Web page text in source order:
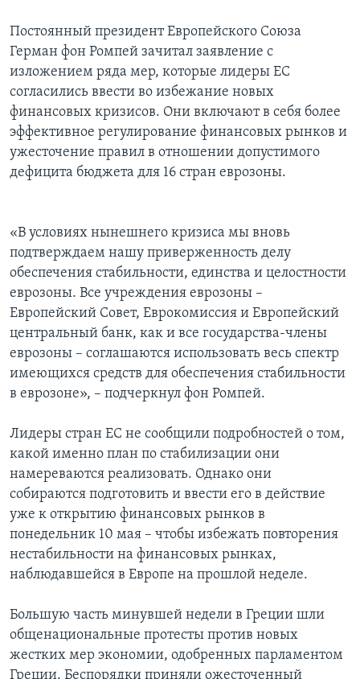
Постоянный президент Европейского Союза
Герман фон Ромпей зачитал заявление с
изложением ряда мер, которые лидеры ЕС
согласились ввести во избежание новых
финансовых кризисов. Они включают в себя более
эффективное регулирование финансовых рынков и
ужесточение правил в отношении допустимого
дефицита бюджета для 16 стран еврозоны.
«В условиях нынешнего кризиса мы вновь
подтверждаем нашу приверженность делу
обеспечения стабильности, единства и целостности
еврозоны. Все учреждения еврозоны –
Европейский Совет, Еврокомиссия и Европейский
центральный банк, как и все государства-члены
еврозоны – соглашаются использовать весь спектр
имеющихся средств для обеспечения стабильности
в еврозоне», – подчеркнул фон Ромпей.
Лидеры стран ЕС не сообщили подробностей о том,
какой именно план по стабилизации они
намереваются реализовать. Однако они
собираются подготовить и ввести его в действие
уже к открытию финансовых рынков в
понедельник 10 мая – чтобы избежать повторения
нестабильности на финансовых рынках,
наблюдавшейся в Европе на прошлой неделе.
Большую часть минувшей недели в Греции шли
общенациональные протесты против новых
жестких мер экономии, одобренных парламентом
Греции. Беспорядки приняли ожесточенный